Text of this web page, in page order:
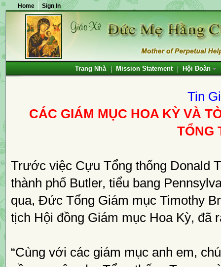
Home Sign In
Trang Nhà Mission Statement Hội Đoàn
Tin
CÁC GIÁM MỤC HOA KỲ VÀ
TỔNG
Trước việc Cựu Tổng thống Donald
thành phố Butler, tiểu bang
qua, Đức Tổng Giám mục Timothy
tịch Hội đồng Giám mục Hoa Kỳ, đã
“Cùng với các giám mục anh em,